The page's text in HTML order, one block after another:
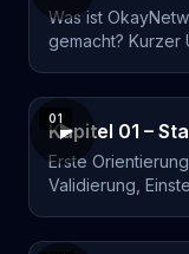
Was ist
gemacht? Kurzer
01
Kapitel 01 –
Erste
Validierung,